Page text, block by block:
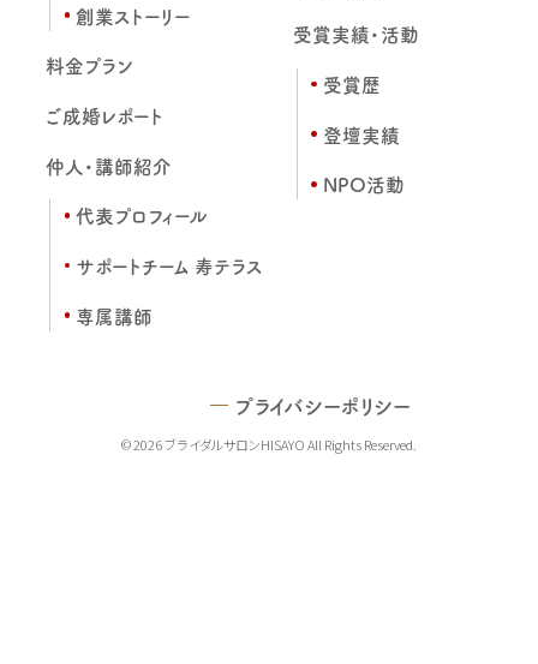
創業ストーリー
料金プラン
ご成婚レポート
仲人・講師紹介
代表プロフィール
サポートチーム 寿テラス
専属講師
受賞実績・活動
受賞歴
登壇実績
NPO活動
プライバシーポリシー
© 2026 ブライダルサロンHISAYO All Rights Reserved.